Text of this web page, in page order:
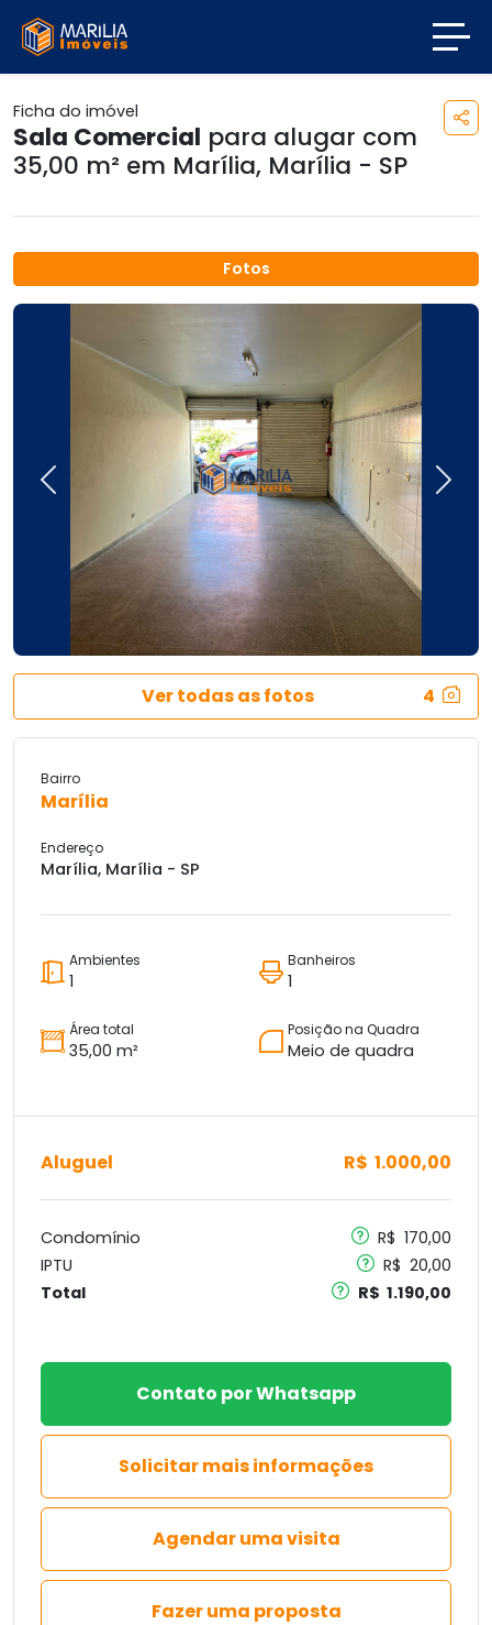
Ficha do imóvel
Sala Comercial para alugar com
35,00 m² em Marília, Marília - SP
Fotos
Previous Next
Ver todas as fotos 4
Bairro
Marília
Endereço
Marília, Marília - SP
Ambientes
1
Banheiros
1
Área total
35,00 m²
Posição na Quadra
Meio de quadra
Aluguel R$ 1.000,00
Condomínio
R$ 170,00
IPTU
R$ 20,00
Total
R$ 1.190,00
Contato por Whatsapp
Solicitar mais informações
Agendar uma visita
Fazer uma proposta